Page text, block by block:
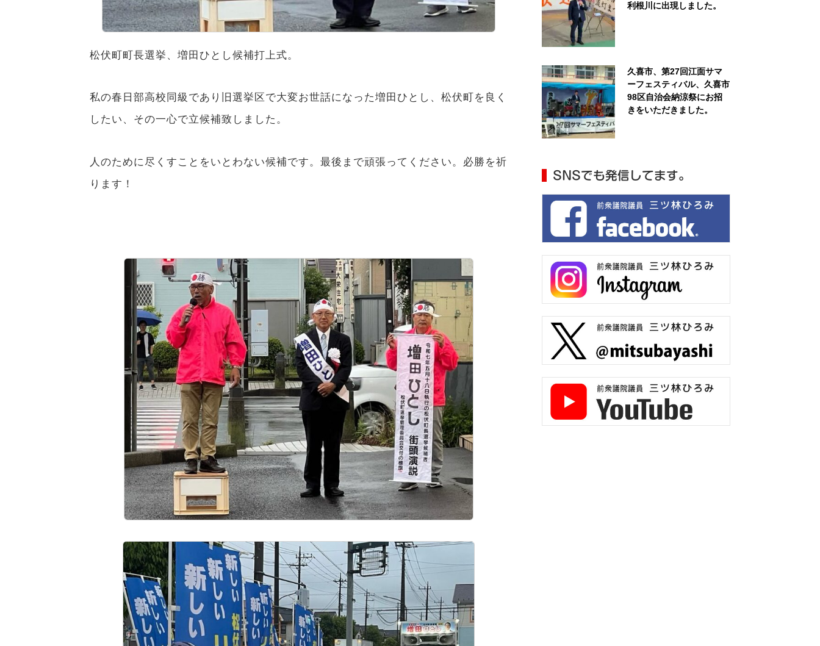
松伏町町長選挙、増田ひとし候補打上式。
私の春日部高校同級であり旧選挙区で大変お世話になった増田ひとし、松伏町を良く
したい、その一心で立候補致しました。
人のために尽くすことをいとわない候補です。最後まで頑張ってください。必勝を祈
ります！
利根川に出現しました。
久喜市、第27回江面サマ
ーフェスティバル、久喜市
98区自治会納涼祭にお招
きをいただきました。
SNSでも発信してます。